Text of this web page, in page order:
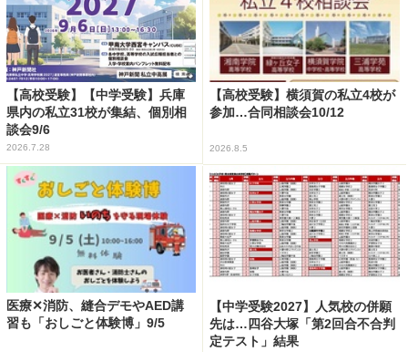
【高校受験】【中学受験】兵庫
県内の私立31校が集結、個別相
談会9/6
2026.7.28
【高校受験】横須賀の私立4校が
参加…合同相談会10/12
2026.8.5
医療✕消防、縫合デモやAED講
習も「おしごと体験博」9/5
【中学受験2027】人気校の併願
先は…四谷大塚「第2回合不合判
定テスト」結果